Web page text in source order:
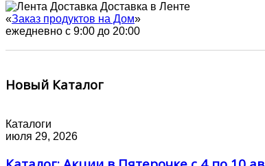
Доставка в Ленте
«Заказ продуктов на Дом»
ежедневно с 9:00 до 20:00
Новый Каталог
Каталоги
июля 29, 2026